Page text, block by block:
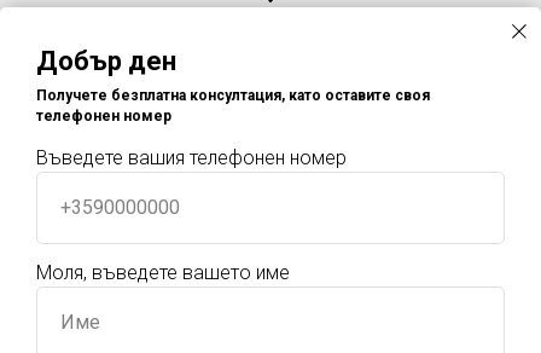
Добър ден
Получете безплатна консултация, като оставите своя
телефонен номер
Въведете вашия телефонен номер
+3590000000
Моля, въведете вашето име
Име
ЗападМладост, ул." Академик Игор Курчатов" 17, 9009